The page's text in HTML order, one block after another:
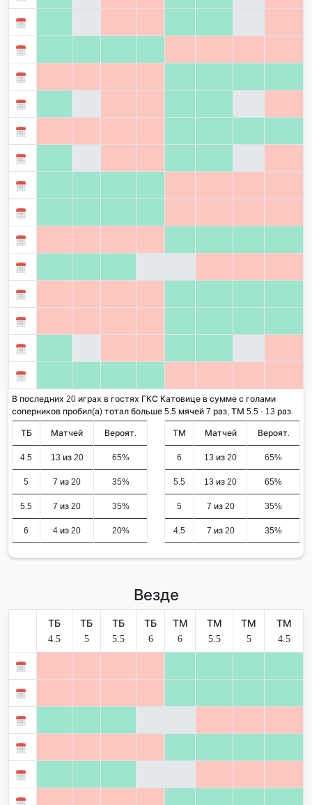
В последних 20 играх в гостях ГКС Катовице в сумме с голами
соперников пробил(а) тотал больше 5.5 мячей 7 раз, ТМ 5.5 - 13 раз.
ТБ Матчей Вероят.
4.5 13 из 20 65%
5 7 из 20 35%
5.5 7 из 20 35%
6 4 из 20 20%
ТМ Матчей Вероят.
6 13 из 20 65%
5.5 13 из 20 65%
5 7 из 20 35%
4.5 7 из 20 35%
Везде
ТБ
4.5
ТБ
5
ТБ
5.5
ТБ
6
ТМ
6
ТМ
5.5
ТМ
5
ТМ
4.5